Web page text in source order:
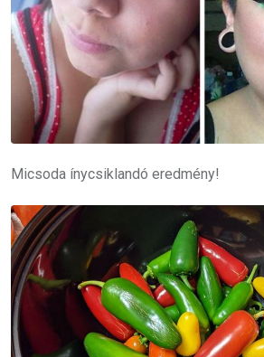
Micsoda ínycsiklandó eredmény!